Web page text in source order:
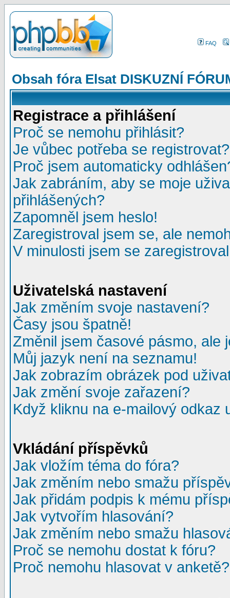
FAQ
Obsah fóra Elsat DISKUZNÍ
Registrace a přihlášení
Proč se nemohu přihlásit?
Je vůbec potřeba se registrovat?
Proč jsem automaticky
Jak zabráním, aby se moje
přihlášených?
Zapomněl jsem heslo!
Zaregistroval jsem se, ale
V minulosti jsem se
Uživatelská nastavení
Jak změním svoje nastavení?
Časy jsou špatně!
Změnil jsem časové pásmo, ale
Můj jazyk není na seznamu!
Jak zobrazím obrázek pod
Jak změní svoje zařazení?
Když kliknu na e-mailový odkaz
Vkládání příspěvků
Jak vložím téma do fóra?
Jak změním nebo smažu
Jak přidám podpis k mému
Jak vytvořím hlasování?
Jak změním nebo smažu
Proč se nemohu dostat k fóru?
Proč nemohu hlasovat v anketě?